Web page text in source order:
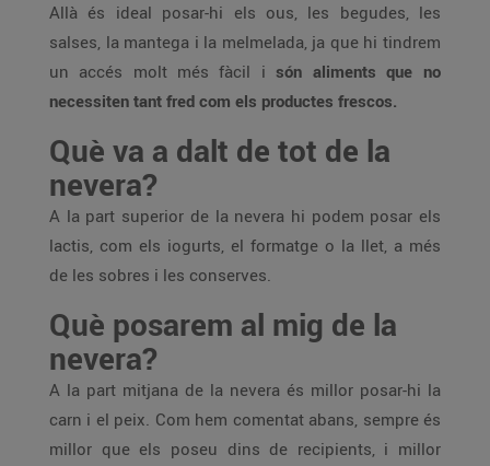
Allà és ideal posar-hi els ous, les begudes, les
salses, la mantega i la melmelada, ja que hi tindrem
un accés molt més fàcil i són aliments que no
necessiten tant fred com els productes frescos.
Què va a dalt de tot de la
nevera?
A la part superior de la nevera hi podem posar els
lactis, com els iogurts, el formatge o la llet, a més
de les sobres i les conserves.
Què posarem al mig de la
nevera?
A la part mitjana de la nevera és millor posar-hi la
carn i el peix. Com hem comentat abans, sempre és
millor que els poseu dins de recipients, i millor